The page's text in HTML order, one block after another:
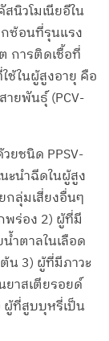
นิวโมเนียอีใน
กซ้อนที่รุนแรง
การติดเชื้อที่
ช้ในผู้สูงอายุ คือ
ยพันธุ์ (PCV-
ยชนิด PPSV-
ะนำฉีดในผู้สูง
กลุ่มเสี่ยงอื่นๆ
พร่อง 2) ผู้ที่มี
ำตาลในเลือด
น 3) ผู้ที่มีภาวะ
าสเตียรอยด์
ผู้ที่สูบบุหรี่เป็น